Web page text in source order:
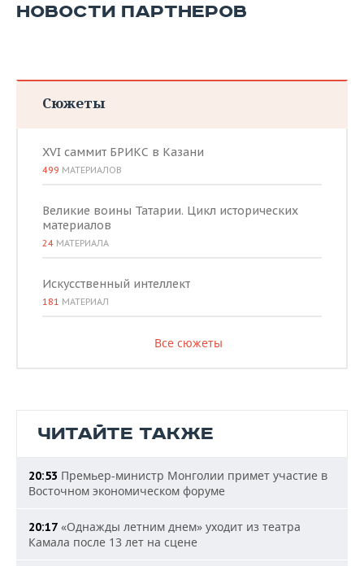
НОВОСТИ ПАРТНЕРОВ
Сюжеты
XVI саммит БРИКС в Казани
499 МАТЕРИАЛОВ
Великие воины Татарии. Цикл исторических
материалов
24 МАТЕРИАЛА
Искусственный интеллект
181 МАТЕРИАЛ
Все сюжеты
ЧИТАЙТЕ ТАКЖЕ
20:53 Премьер-министр Монголии примет участие в
Восточном экономическом форуме
20:17 «Однажды летним днем» уходит из театра
Камала после 13 лет на сцене